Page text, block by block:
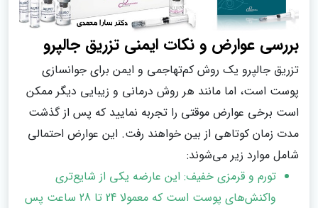
بررسی عوارض و نکات ایمنی تزریق جالپرو
تزریق جالپرو یک روش کم‌تهاجمی و ایمن برای جوانسازی
پوست است، اما مانند هر روش درمانی و زیبایی دیگر ممکن
است برخی عوارض موقتی را تجربه نمایید که پس از گذشت
مدت زمان کوتاهی از بین خواهند رفت. این عوارض احتمالی
شامل موارد زیر می‌شوند:
تورم و قرمزی خفیف: این عارضه یکی از شایع‌تری
واکنش‌های پوست است که معمولا 24 تا 28 ساعت پس